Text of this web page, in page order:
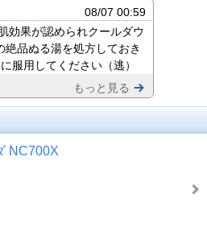
08/07 00:59
効果が認められクールダウ
絶品ぬる湯を処方しておき
服用してください（逃）
もっと見る
NC700X